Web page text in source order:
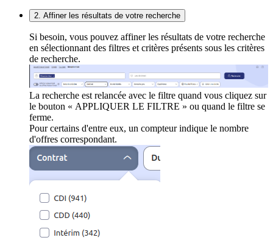
2. Affiner les résultats de votre recherche
Si besoin, vous pouvez affiner les résultats de votre recherche
en sélectionnant des filtres et critères présents sous les critères
de recherche.
La recherche est relancée avec le filtre quand vous cliquez sur
le bouton « APPLIQUER LE FILTRE » ou quand le filtre se
ferme.
Pour certains d'entre eux, un compteur indique le nombre
d'offres correspondant.